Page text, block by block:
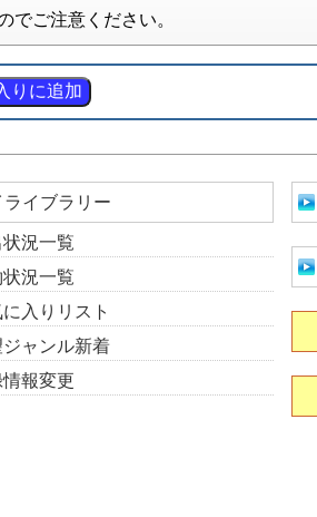
ご注意ください。
ライブラリー
況一覧
況一覧
入りリスト
ャンル新着
報変更